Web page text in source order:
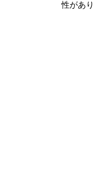
性があ